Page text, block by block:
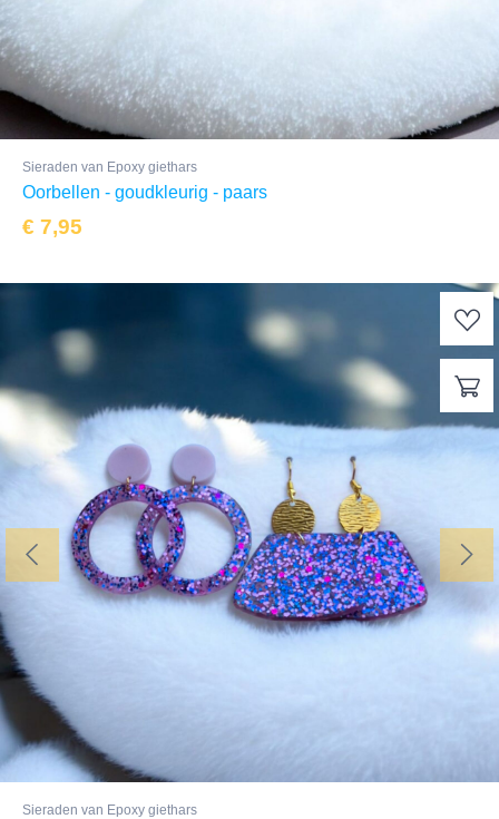
Sieraden van Epoxy giethars
Oorbellen - goudkleurig - paars
€ 7,95
Sieraden van Epoxy giethars